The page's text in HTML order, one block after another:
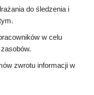
do śledzenia i
w celu
zwrotu informacji w